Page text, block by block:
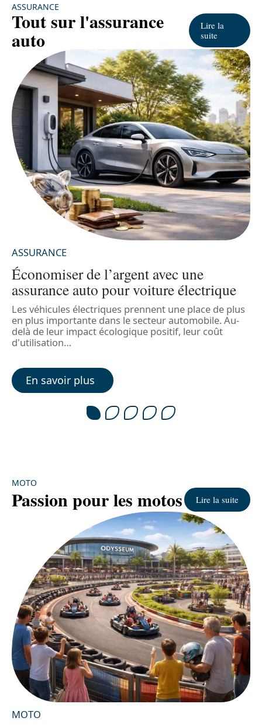
ASSURANCE
Tout sur l'assurance
auto
Lire la
suite
ASSURANCE
Économiser de l’argent avec une
assurance auto pour voiture électrique
Les véhicules électriques prennent une place de plus
en plus importante dans le secteur automobile. Au-
delà de leur impact écologique positif, leur coût
d'utilisation…
En savoir plus
MOTO
Passion pour les motos Lire la suite
MOTO